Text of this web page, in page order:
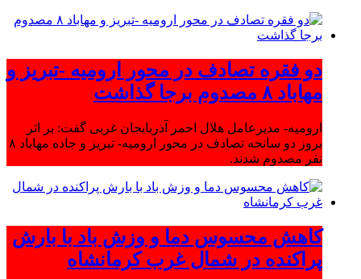
دو فقره تصادف در محور ارومیه -تبریز و
مهاباد ۸ مصدوم برجا گذاشت
ارومیه- مدیرعامل هلال احمر آذربایجان غربی گفت: بر اثر
بروز دو سانحه تصادف در محور ارومیه- تبریز و جاده مهاباد ۸
نفر مصدوم شدند.
کاهش محسوس دما و وزش باد با بارش
پراکنده در شمال غرب کرمانشاه